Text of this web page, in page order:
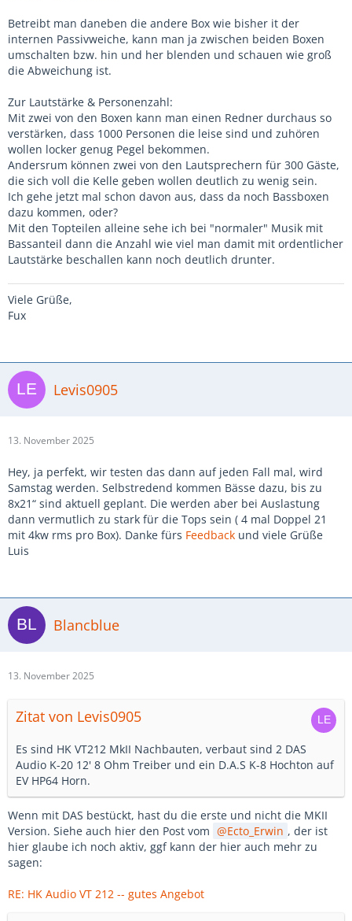
Betreibt man daneben die andere Box wie bisher it der
internen Passivweiche, kann man ja zwischen beiden Boxen
umschalten bzw. hin und her blenden und schauen wie groß
die Abweichung ist.
Zur Lautstärke & Personenzahl:
Mit zwei von den Boxen kann man einen Redner durchaus so
verstärken, dass 1000 Personen die leise sind und zuhören
wollen locker genug Pegel bekommen.
Andersrum können zwei von den Lautsprechern für 300 Gäste,
die sich voll die Kelle geben wollen deutlich zu wenig sein.
Ich gehe jetzt mal schon davon aus, dass da noch Bassboxen
dazu kommen, oder?
Mit den Topteilen alleine sehe ich bei "normaler" Musik mit
Bassanteil dann die Anzahl wie viel man damit mit ordentlicher
Lautstärke beschallen kann noch deutlich drunter.
Viele Grüße,
Fux
Levis0905
13. November 2025
Hey, ja perfekt, wir testen das dann auf jeden Fall mal, wird
Samstag werden. Selbstredend kommen Bässe dazu, bis zu
8x21“ sind aktuell geplant. Die werden aber bei Auslastung
dann vermutlich zu stark für die Tops sein ( 4 mal Doppel 21
mit 4kw rms pro Box). Danke fürs Feedback und viele Grüße
Luis
Blancblue
13. November 2025
Zitat von Levis0905
Es sind HK VT212 MkII Nachbauten, verbaut sind 2 DAS
Audio K-20 12' 8 Ohm Treiber und ein D.A.S K-8 Hochton auf
EV HP64 Horn.
Wenn mit DAS bestückt, hast du die erste und nicht die MKII
Version. Siehe auch hier den Post vom
Ecto_Erwin , der ist
hier glaube ich noch aktiv, ggf kann der hier auch mehr zu
sagen:
RE: HK Audio VT 212 -- gutes Angebot